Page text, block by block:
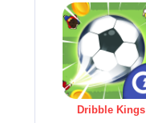
Dribble Kings